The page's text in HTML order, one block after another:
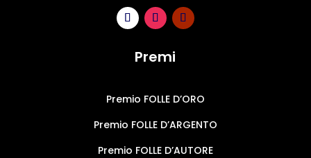
Premi
Premio FOLLE D’ORO
Premio FOLLE D’ARGENTO
Premio FOLLE D’AUTORE